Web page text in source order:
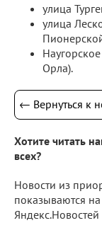
улица
улица
Орла).
← Вернуться к
Хотите читать
всех?
Новости из
показываются на